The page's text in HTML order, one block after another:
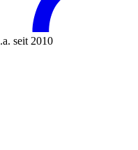
seit 2010